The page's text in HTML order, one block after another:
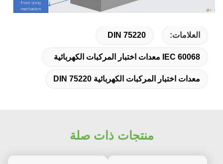
العلامات: DIN 75220
IEC 60068 معدات اختبار المركبات الكهربائية
معدات اختبار المركبات الكهربائية DIN 75220
منتجات ذات صلة